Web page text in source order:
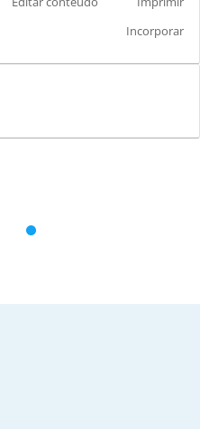
Incorporar